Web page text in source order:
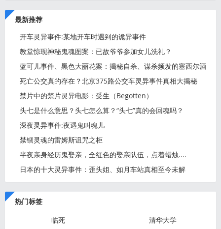
最新推荐
开车灵异事件:某地开车时遇到的诡异事件
教堂惊现神秘鬼魂图案：已故爷爷参加女儿洗礼？
蓝可儿事件、黑色大丽花案：揭秘自杀、谋杀频发的塞西尔酒
店
死亡公交真的存在？北京375路公交车灵异事件真相大揭秘
禁片中的禁片灵异电影：受生（Begotten）
头七是什么意思？头七怎么算？“头七”真的会回魂吗？
深夜灵异事件:夜遇鬼叫魂儿
禁锢灵魂的雷姆斯诅咒之柜
半夜亲身经历鬼娶亲，全红色的娶亲队伍，点着蜡烛....
日本的十大灵异事件：歪头姐、如月车站真相至今未解
热门标签
临死
清华大学